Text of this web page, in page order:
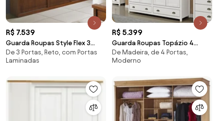
R$ 7.539
Guarda Roupas Style Flex 3
Portas De Correr Domus
Móveis
De 3 Portas, Reto, com Portas
Laminadas
R$ 5.399
Guarda Roupas Topázio 4
Portas 2 Gavetas C/ Maleiro
Finestra Móveis
De Madeira, de 4 Portas,
Moderno